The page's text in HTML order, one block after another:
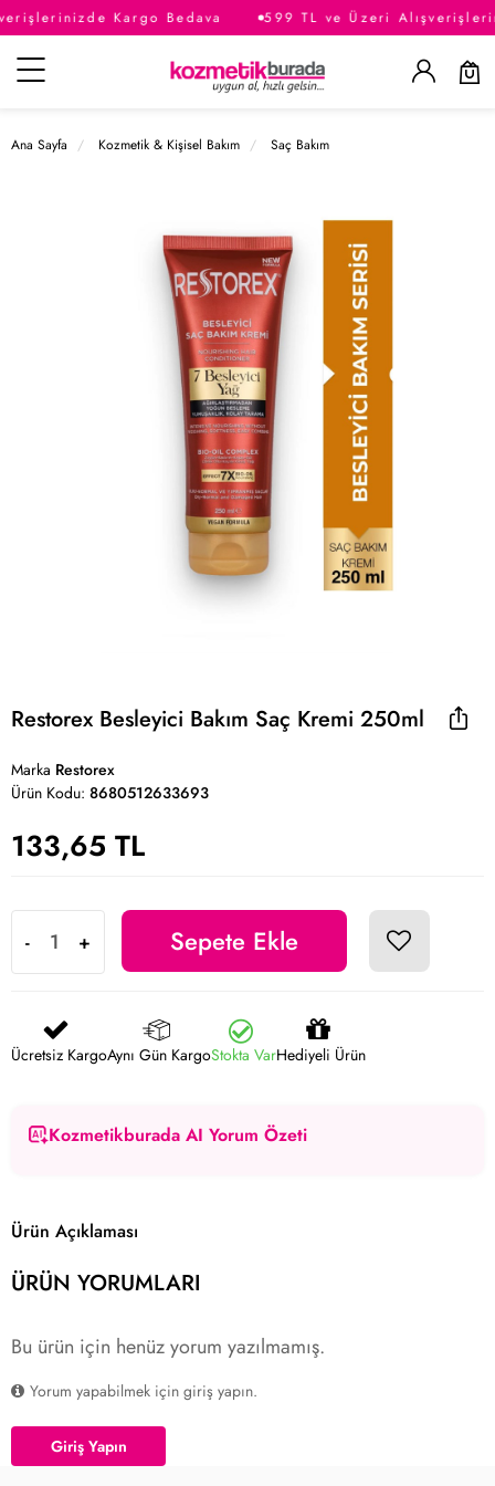
Kargo Bedava 599 TL ve Üzeri
Kategoriler
Ana Sayfa Kozmetik & Kişisel Bakım Saç Bakım
Restorex Besleyici Bakım Saç Kremi 250ml
Marka Restorex
Ürün Kodu: 8680512633693
133,65 TL
- + Sepete Ekle
Ücretsiz KargoAynı Gün KargoStokta VarHediyeli Ürün
Kozmetikburada AI Yorum Özeti
Ürün Açıklaması
ÜRÜN YORUMLARI
Bu ürün için henüz yorum yazılmamış.
Yorum yapabilmek için giriş yapın.
Giriş Yapın